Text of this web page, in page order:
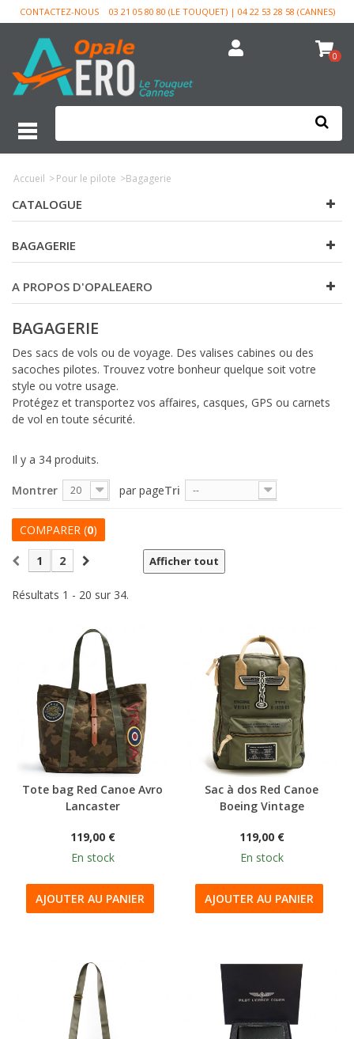
CONTACTEZ-NOUS 03 21 05 80 80 (LE TOUQUET) | 04 22 53 28 58 (CANNES)
0
Accueil >Pour le pilote >Bagagerie
CATALOGUE
BAGAGERIE
A PROPOS D'OPALEAERO
BAGAGERIE
Des sacs de vols ou de voyage. Des valises cabines ou des
sacoches pilotes. Trouvez votre bonheur quelque soit votre
style ou votre usage.
Protégez et transportez vos affaires, casques, GPS ou carnets
de vol en toute sécurité.
Il y a 34 produits.
Tri --
Montrer 20 par page
COMPARER (0)
Afficher tout
1 2
Résultats 1 - 20 sur 34.
Tote bag Red Canoe Avro
Lancaster
119,00 €
En stock
AJOUTER AU PANIER
Sac à dos Red Canoe
Boeing Vintage
119,00 €
En stock
AJOUTER AU PANIER